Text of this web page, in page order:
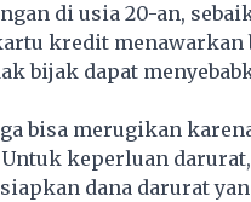
di usia 20-an,
kredit menawarkan
bijak dapat
bisa merugikan
keperluan
dana darurat